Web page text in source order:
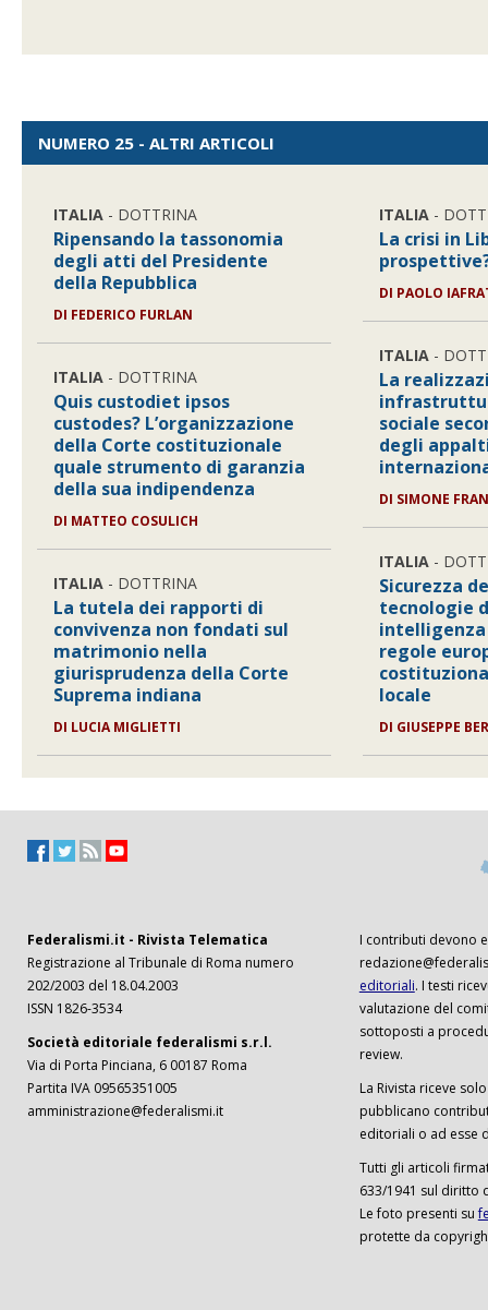
NUMERO 25 - ALTRI ARTICOLI
ITALIA - DOTTRINA
Ripensando la tassonomia
degli atti del Presidente
della Repubblica
DI FEDERICO FURLAN
ITALIA - DOTTRINA
Quis custodiet ipsos
custodes? L’organizzazione
della Corte costituzionale
quale strumento di garanzia
della sua indipendenza
DI MATTEO COSULICH
ITALIA - DOTTRINA
La tutela dei rapporti di
convivenza non fondati sul
matrimonio nella
giurisprudenza della Corte
Suprema indiana
DI LUCIA MIGLIETTI
ITALIA -
La crisi in
DI PAOLO
ITALIA -
La
sociale
degli
DI SIMONE
ITALIA -
Sicurezza
tecnologie
regole
locale
DI GIUSEPPE
Federalismi.it - Rivista Telematica
Registrazione al Tribunale di Roma numero
202/2003 del 18.04.2003
ISSN 1826-3534
Società editoriale federalismi s.r.l.
Via di Porta Pinciana, 6 00187 Roma
Partita IVA 09565351005
amministrazione@federalismi.it
I contributi devono
editoriali. I testi
valutazione del
sottoposti a
review.
La Rivista riceve
pubblicano
editoriali o ad esse
Tutti gli articoli
633/1941 sul diritto
Le foto presenti su
protette da